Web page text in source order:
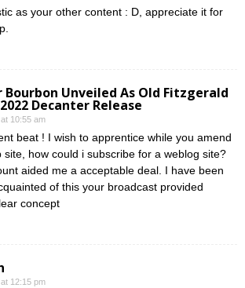
as your other content : D, appreciate it for
Bourbon Unveiled As Old Fitzgerald
Decanter Release
10:55 am
beat ! I wish to apprentice while you amend
site, how could i subscribe for a weblog site?
aided me a acceptable deal. I have been
of this your broadcast provided
concept
12:15 pm